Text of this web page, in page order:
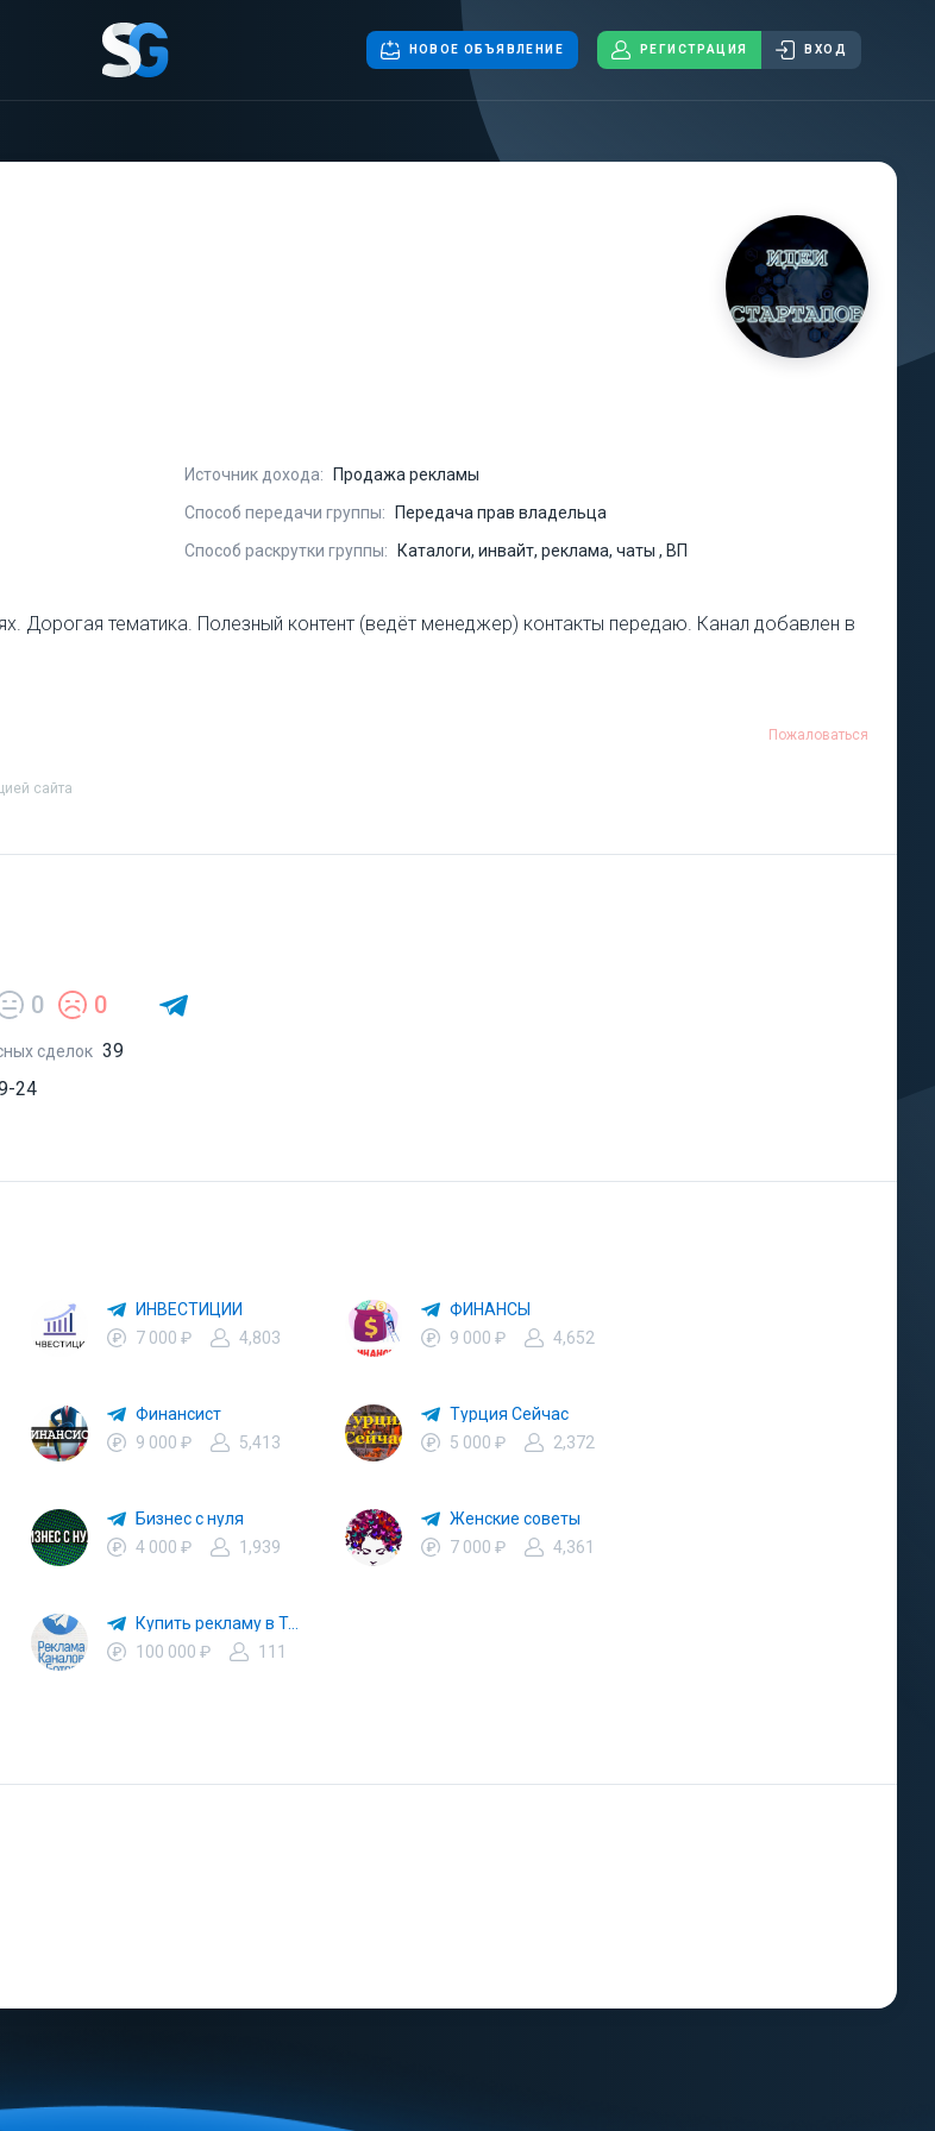
НОВОЕ ОБЪЯВЛЕНИЕ РЕГИСТРАЦИЯ ВХОД
Источник дохода:
Продажа рекламы
Способ передачи группы:
Передача прав владельца
Способ раскрутки группы:
Каталоги, инвайт, реклама, чаты , ВП
Дорогая тематика. Полезный контент (ведёт менеджер) контакты передаю. Канал добавлен в
сайта
Пожаловаться
0 0
сделок 39
24
ИНВЕСТИЦИИ
7 000 ₽
4,803
ФИНАНСЫ
9 000 ₽
4,652
Финансист
9 000 ₽
5,413
Турция Сейчас
5 000 ₽
2,372
Бизнес с нуля
4 000 ₽
1,939
Женские советы
7 000 ₽
4,361
Купить рекламу в Телеграм
100 000 ₽
111